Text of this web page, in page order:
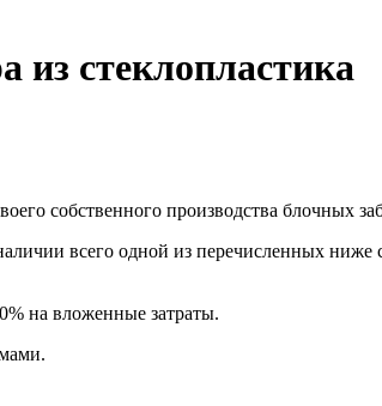
из стеклопластика
собственного производства блочных
всего одной из перечисленных
на вложенные затраты.